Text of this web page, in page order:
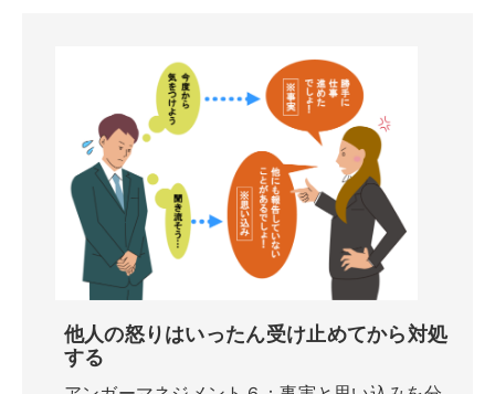
他人の怒りはいったん受け止めてから対処
する